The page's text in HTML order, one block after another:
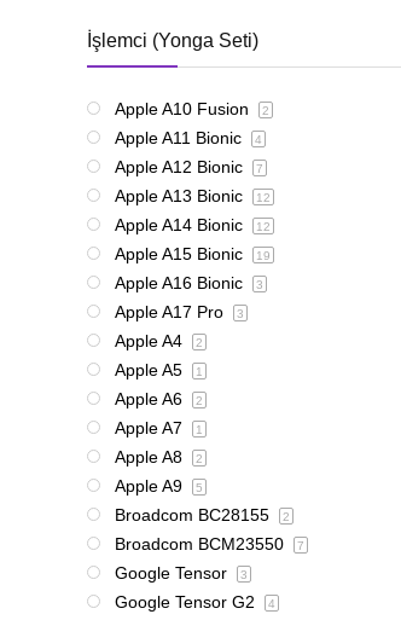
İşlemci (Yonga Seti)
Apple A10 Fusion 2
Apple A11 Bionic 4
Apple A12 Bionic 7
Apple A13 Bionic 12
Apple A14 Bionic 12
Apple A15 Bionic 19
Apple A16 Bionic 3
Apple A17 Pro 3
Apple A4 2
Apple A5 1
Apple A6 2
Apple A7 1
Apple A8 2
Apple A9 5
Broadcom BC28155 2
Broadcom BCM23550 7
Google Tensor 3
Google Tensor G2 4